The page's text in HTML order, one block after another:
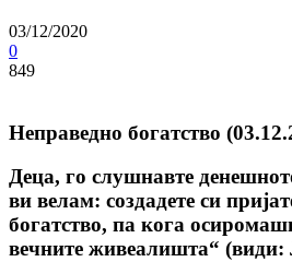
03/12/2020
0
849
Неправедно богатство
Деца, го слушнавте
ви велам: создадете си
богатство, па кога
вечните живеалишта“ (види: